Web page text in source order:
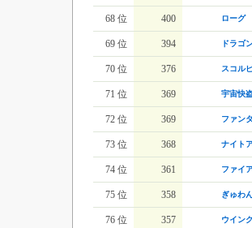
68 位 400 ローグ
69 位 394 ドラゴ
70 位 376 スコル
71 位 369 宇宙快
72 位 369 ファン
73 位 368 ナイト
74 位 361 ファイ
75 位 358 ぎゅわ
76 位 357 ウイン